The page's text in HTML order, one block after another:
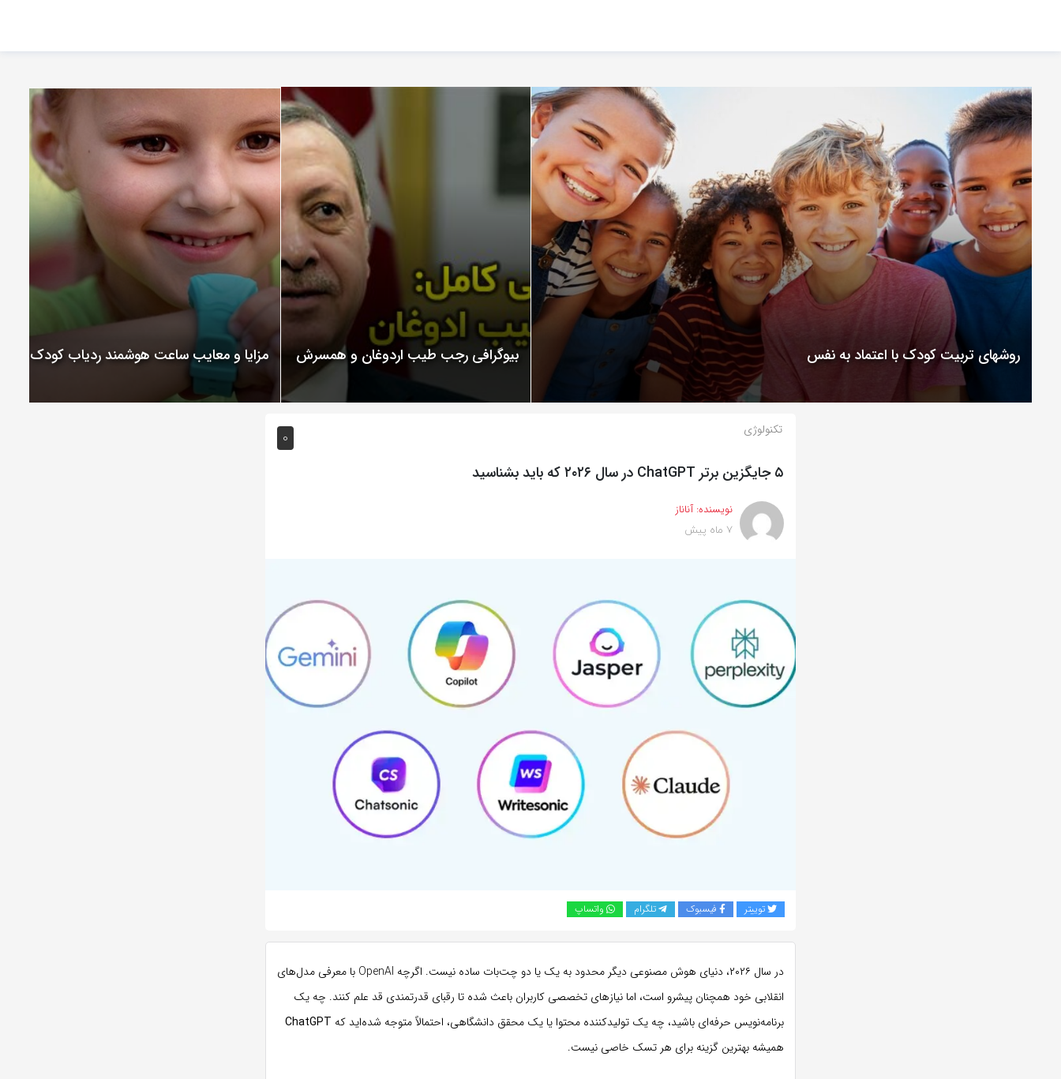
اشتراک بگذارید.
روشهای تربیت کودک با اعتماد به نفس بیوگرافی رجب طیب اردوغان و همسرش مزایا و معایب ساعت هوشمند ردیاب کودک
0 تکنولوژی
۵ جایگزین برتر ChatGPT در سال ۲۰۲۶ که باید بشناسید
نویسنده:آناناز
7 ماه پیش
توییتر فیسبوک تلگرام واتساپ
در سال ۲۰۲۶، دنیای هوش مصنوعی دیگر محدود به یک یا دو چت‌بات ساده نیست. اگرچه OpenAI با معرفی مدل‌های
انقلابی خود همچنان پیشرو است، اما نیازهای تخصصی کاربران باعث شده تا رقبای قدرتمندی قد علم کنند. چه یک
برنامه‌نویس حرفه‌ای باشید، چه یک تولیدکننده محتوا یا یک محقق دانشگاهی، احتمالاً متوجه شده‌اید که ChatGPT
همیشه بهترین گزینه برای هر تسک خاصی نیست.